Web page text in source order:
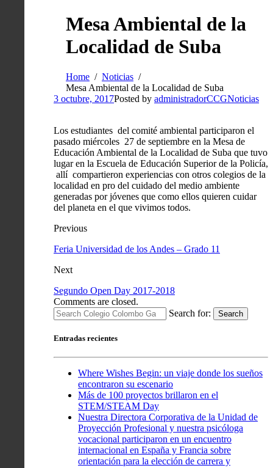
Mesa Ambiental de la
Localidad de Suba
Home
Noticias
Mesa Ambiental de la Localidad de Suba
3 octubre, 2017Posted by administradorCCGNoticias
Los estudiantes del comité ambiental participaron el
pasado miércoles 27 de septiembre en la Mesa de
Educación Ambiental de la Localidad de Suba que tuvo
lugar en la Escuela de Educación Superior de la Policía,
allí compartieron experiencias con otros colegios de la
localidad en pro del cuidado del medio ambiente
generadas por jóvenes que como ellos quieren cuidar
del planeta en el que vivimos todos.
Previous
Feria Universidad de los Andes – Grado 11
Next
Segundo Open Day 2017-2018
Comments are closed.
Search for:
Search
Entradas recientes
Where Wishes Begin: un viaje donde los sueños
encontraron su escenario
Más de 100 proyectos brillaron en el
STEM/STEAM Day
Nuestra Directora Corporativa de la Unidad de
Proyección Profesional y nuestra psicóloga
vocacional participaron en un encuentro
internacional en España y Francia sobre
orientación para la elección de carrera y